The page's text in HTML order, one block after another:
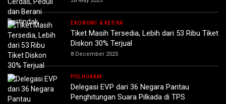
EKONOMI & KESRA
Tiket Masih Tersedia, Lebih dari 53 Ribu Tiket
Diskon 30% Terjual
8 December 2025
POLHUKAM
Delegasi EVP dari 36 Negara Pantau
Penghitungan Suara Pilkada di TPS